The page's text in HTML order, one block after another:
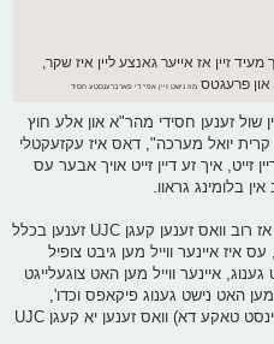
זיין אז אייער גאנצע ליין איז שקר,
פרעגטס מוז נישט זיין אפי' די פארברענסטע חסיד
שול זענען חסידי מהר"א און אלע חוץ
קרית יואל מערכה", דאס איז עקזעקטלי
זייט, איך זע דיין זייט אויך אבער עס
אין בלומינג גראוו.
אגב, אויב דו ביזט יא א תושב דא ווייסטו אז רוב וואס זענען קעגן UJC זענען בכלל
איז איינער ווייל מען גיבט צופיל
איינער ווייל מען האט צוגעלייגט
האט נישט גענוג פיקאפס וכדו',
אדרבה, פרעג דיינע שכינים (אויב דו וואוינסט טאקע דא) וואס זענען יא קעגן UJC